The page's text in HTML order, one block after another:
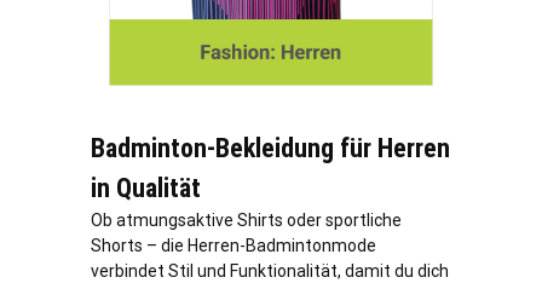
Badminton-Bekleidung für Herren
in Qualität
Ob atmungsaktive Shirts oder sportliche
Shorts – die Herren-Badmintonmode
verbindet Stil und Funktionalität, damit du dich